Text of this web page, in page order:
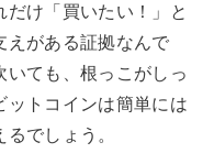
だけ「買いたい！」と
えがある証拠なんで
いても、根っこがしっ
ットコインは簡単には
でしょう。